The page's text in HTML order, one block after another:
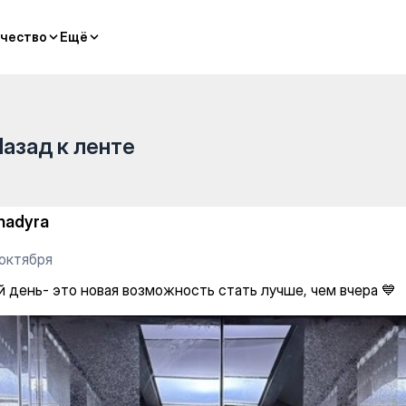
Ещё
Ещё стать лучше, чем
к ленте
это новая возможность стать лучше, чем вчера 💙